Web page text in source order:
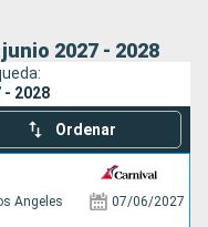
2027 - 2028
- 2028
Ordenar
Angeles 07/06/2027